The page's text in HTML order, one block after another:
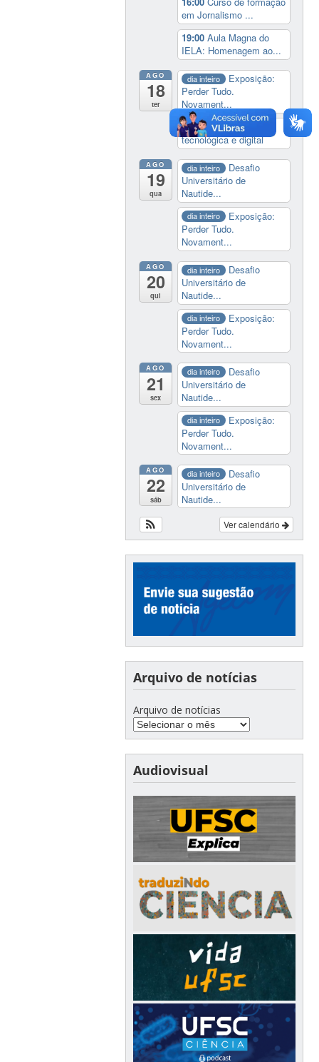
em Jornalismo ...
19:00Aula Magna do
IELA: Homenagem ao...
AGO
18
ter
dia inteiro
Exposição:
Perder Tudo.
Novament...
14:00 Soberania
tecnológica e digital
AGO
19
qua
dia inteiro
Desafio
Universitário de
Nautide...
dia inteiro
Exposição:
Perder Tudo.
Novament...
AGO
20
qui
dia inteiro
Desafio
Universitário de
Nautide...
dia inteiro
Exposição:
Perder Tudo.
Novament...
AGO
21
sex
dia inteiro
Desafio
Universitário de
Nautide...
dia inteiro
Exposição:
Perder Tudo.
Novament...
AGO
22
sáb
dia inteiro
Desafio
Universitário de
Nautide...
Ver calendário
Arquivo de notícias
Arquivo de notícias
Audiovisual